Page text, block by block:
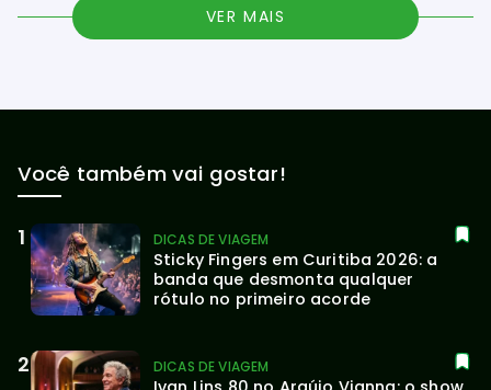
VER MAIS
Você também vai gostar!
DICAS DE VIAGEM
Sticky Fingers em Curitiba 2026: a
banda que desmonta qualquer
rótulo no primeiro acorde
DICAS DE VIAGEM